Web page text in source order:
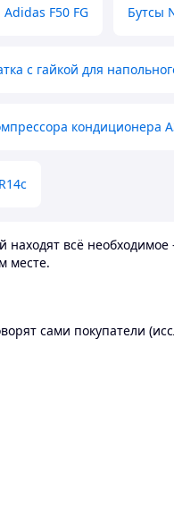
F50 FG Бутсы
с гайкой для
кондиционера
всё
месте.
сами покупатели